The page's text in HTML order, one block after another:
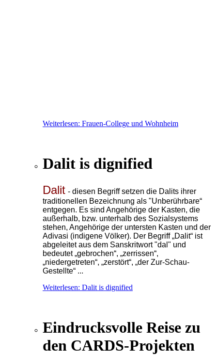
Weiterlesen: Frauen-College und Wohnheim
Dalit is dignified
Dalit - diesen Begriff setzen die Dalits ihrer
traditionellen Bezeichnung als "Unberührbare“
entgegen. Es sind Angehörige der Kasten, die
außerhalb, bzw. unterhalb des Sozialsystems
stehen, Angehörige der untersten Kasten und der
Adivasi (indigene Völker). Der Begriff „Dalit“ ist
abgeleitet aus dem Sanskritwort "dal" und
bedeutet „gebrochen“, „zerrissen“,
„niedergetreten“, „zerstört“, „der Zur-Schau-
Gestellte“ ...
Weiterlesen: Dalit is dignified
Eindrucksvolle Reise zu
den CARDS-Projekten